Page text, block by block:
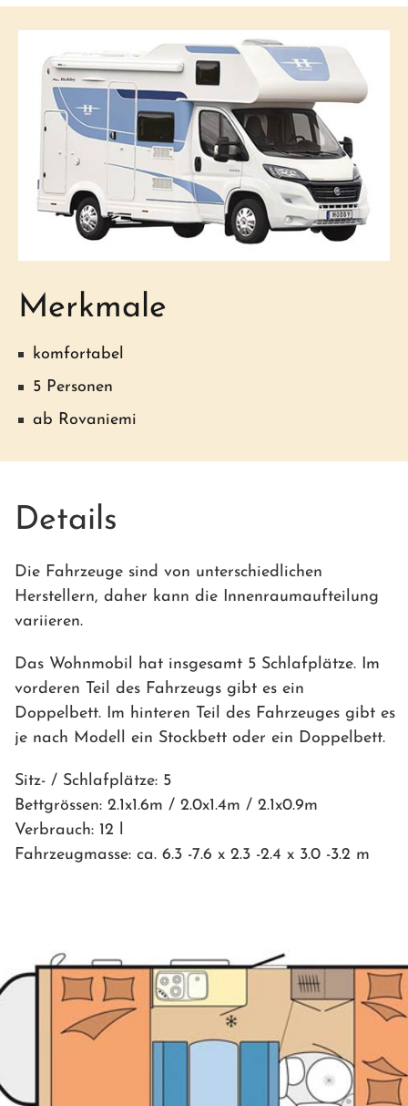
Merkmale
komfortabel
5 Personen
ab Rovaniemi
Details
Die Fahrzeuge sind von unterschiedlichen
Herstellern, daher kann die Innenraumaufteilung
variieren.
Das Wohnmobil hat insgesamt 5 Schlafplätze. Im
vorderen Teil des Fahrzeugs gibt es ein
Doppelbett. Im hinteren Teil des Fahrzeuges gibt es
je nach Modell ein Stockbett oder ein Doppelbett.
Sitz- / Schlafplätze: 5
Bettgrössen: 2.1x1.6m / 2.0x1.4m / 2.1x0.9m
Verbrauch: 12 l
Fahrzeugmasse: ca. 6.3 -7.6 x 2.3 -2.4 x 3.0 -3.2 m